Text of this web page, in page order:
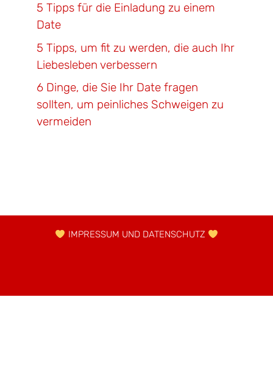
5 Tipps für die Einladung zu einem
Date
5 Tipps, um fit zu werden, die auch Ihr
Liebesleben verbessern
6 Dinge, die Sie Ihr Date fragen
sollten, um peinliches Schweigen zu
vermeiden
IMPRESSUM UND DATENSCHUTZ